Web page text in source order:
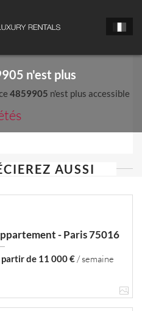
n'est plus
4859905 n'est plus accessible
AUSSI
- Paris 75016
de 11 000 €/ semaine